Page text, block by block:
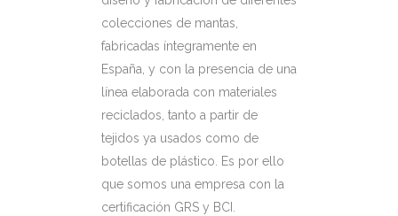
colecciones de mantas,
fabricadas íntegramente en
España, y con la presencia de una
línea elaborada con materiales
reciclados, tanto a partir de
tejidos ya usados como de
botellas de plástico. Es por ello
que somos una empresa con la
certificación GRS y BCI.